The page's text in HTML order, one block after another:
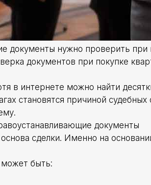
документы нужно проверить при
документов при покупке
в интернете можно найти
становятся причиной
документы
сделки. Именно на
быть: